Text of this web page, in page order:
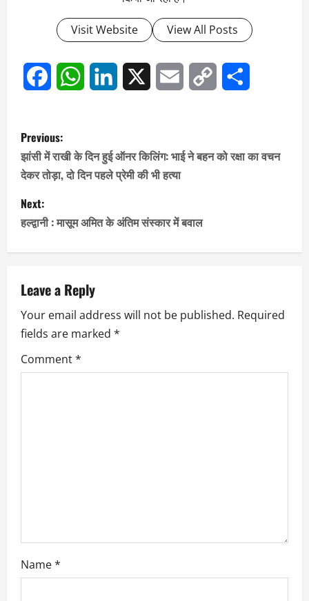
Visit Website View All Posts
FacebookWhatsAppLinkedIn Email
Copy
P
o
s
t
n
a
v
i
g
Previous:
झांसी में राखी के दिन हुई ऑनर किलिंग: भाई ने बहन को रक्षा का वचन
देकर तोड़ा, दो दिन पहले प्रेमी की भी हत्या
Next:
हल्द्वानी : मासूम अमित के अंतिम संस्कार में बवाल
Leave a Reply
Your email address will not be published. Required
fields are marked *
Comment*
Name*